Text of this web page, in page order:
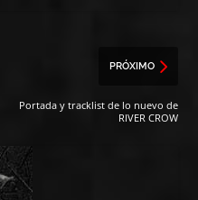
PRÓXIMO
Portada y tracklist de lo nuevo de
RIVER CROW